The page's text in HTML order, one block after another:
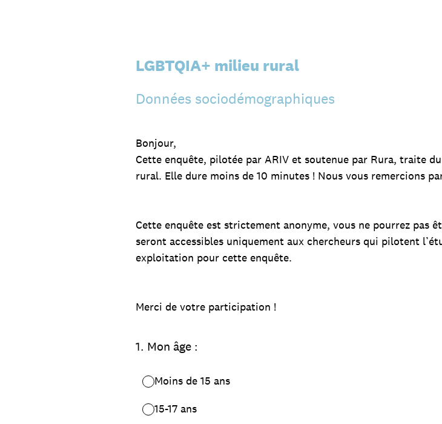
LGBTQIA+ milieu rural
Données sociodémographiques
Bonjour,
Cette enquête, pilotée par ARIV et soutenue par Rura, traite
rural. Elle dure moins de 10 minutes ! Nous vous remercions
Cette enquête est strictement anonyme, vous ne pourrez pas
seront accessibles uniquement aux chercheurs qui pilotent
exploitation pour cette enquête.
Merci de votre participation !
1. Mon âge :
Moins de 15 ans
15-17 ans